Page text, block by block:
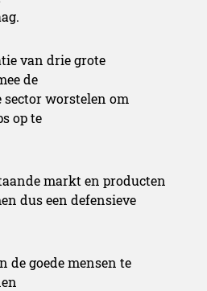
van drie grote
de
worstelen om
op te
markt en producten
dus een defensieve
de goede mensen te